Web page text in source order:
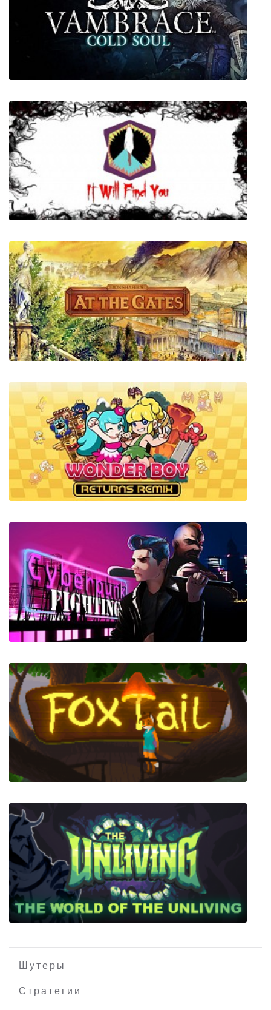
CLOWN
Vambrace: Cold Soul
It Will Find You
Jon Shafer's At the Gates
Wonder Boy Returns Remix
Cyberpunk Fighting
FoxTail
Шутеры
Стратегии